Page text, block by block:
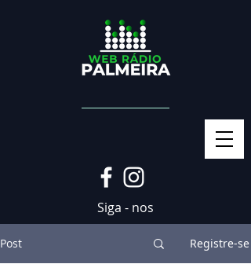
Siga - nos
Post Registre-se